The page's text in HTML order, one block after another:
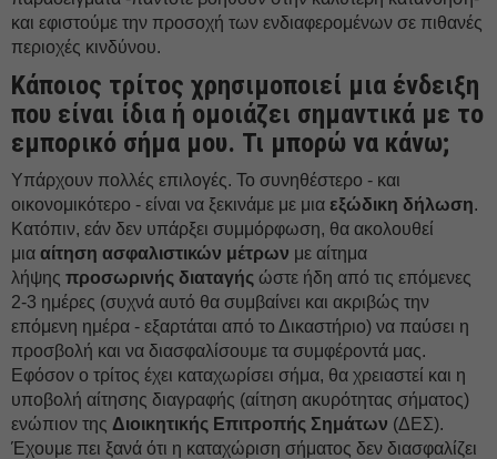
και εφιστούμε την προσοχή των ενδιαφερομένων σε πιθανές
περιοχές κινδύνου.
Κάποιος τρίτος χρησιμοποιεί μια ένδειξη
που είναι ίδια ή ομοιάζει σημαντικά με το
εμπορικό σήμα μου. Τι μπορώ να κάνω;
Υπάρχουν πολλές επιλογές. Το συνηθέστερο - και
οικονομικότερο - είναι να ξεκινάμε με μια εξώδικη δήλωση.
Κατόπιν, εάν δεν υπάρξει συμμόρφωση, θα ακολουθεί
μια αίτηση ασφαλιστικών μέτρων με αίτημα
λήψης προσωρινής διαταγής ώστε ήδη από τις επόμενες
2-3 ημέρες (συχνά αυτό θα συμβαίνει και ακριβώς την
επόμενη ημέρα - εξαρτάται από το Δικαστήριο) να παύσει η
προσβολή και να διασφαλίσουμε τα συμφέροντά μας.
Εφόσον ο τρίτος έχει καταχωρίσει σήμα, θα χρειαστεί και η
υποβολή αίτησης διαγραφής (αίτηση ακυρότητας σήματος)
ενώπιον της Διοικητικής Επιτροπής Σημάτων (ΔΕΣ).
Έχουμε πει ξανά ότι η καταχώριση σήματος δεν διασφαλίζει